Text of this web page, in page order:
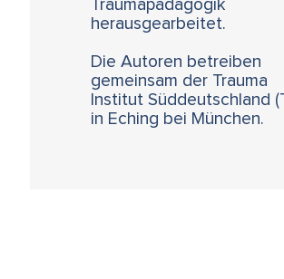
Traumapädagogik
herausgearbeitet.
Die Autoren betreiben
gemeinsam der Trauma
Institut Süddeutschland
in Eching bei München.